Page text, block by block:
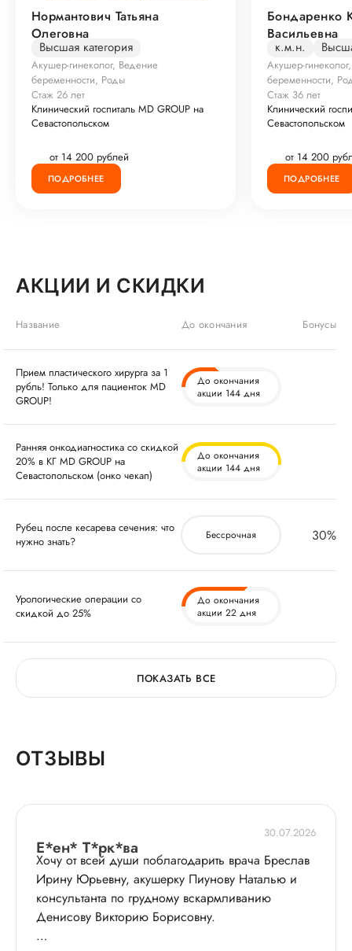
Нормантович Татьяна
Олеговна
Высшая категория
Акушер-гинеколог, Ведение
беременности, Роды
Стаж 26 лет
Клинический госпиталь MD GROUP на
Севастопольском
от 14 200 рублей
ПОДРОБНЕЕ
Бондаренко
Васильевна
к.м.н.
Акушер-
беременности,
Стаж 36 лет
Клинический
Севастопольском
от 14 200
ПОДРОБНЕЕ
АКЦИИ И СКИДКИ
Название До окончания Бонусы
Прием пластического хирурга за 1
рубль! Только для пациенток MD
GROUP!
До окончания
акции 144 дня
Ранняя онкодиагностика со скидкой
20% в КГ MD GROUP на
Севастопольском (онко чекап)
До окончания
акции 144 дня
Рубец после кесарева сечения: что
нужно знать?
Бессрочная 30%
Урологические операции со
скидкой до 25%
До окончания
акции 22 дня
ПОКАЗАТЬ ВСЕ
ОТЗЫВЫ
30.07.2026
Е*ен* Т*рк*ва
Хочу от всей души поблагодарить врача Бреслав
Ирину Юрьевну, акушерку Пиунову Наталью и
консультанта по грудному вскармливанию
Денисову Викторию Борисовну.